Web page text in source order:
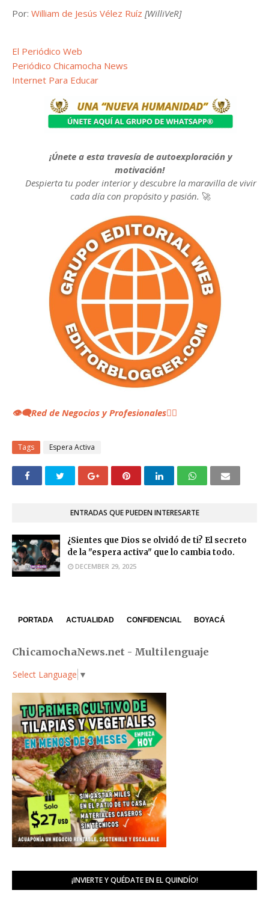
Por: William de Jesús Vélez Ruíz [WilliVeR]
El Periódico Web
Periódico Chicamocha News
Internet Para Educar
¡Únete a esta travesía de autoexploración y
motivación!
Despierta tu poder interior y descubre la maravilla de vivir
cada día con propósito y pasión. 🚀
👁️‍🗨️Red de Negocios y Profesionales👆🏼
Tags Espera Activa
ENTRADAS QUE PUEDEN INTERESARTE
¿Sientes que Dios se olvidó de ti? El secreto
de la "espera activa" que lo cambia todo.
DECEMBER 29, 2025
PORTADA ACTUALIDAD CONFIDENCIAL BOYACÁ
ChicamochaNews.net - Multilenguaje
Select Language ▼
¡INVIERTE Y QUÉDATE EN EL QUINDÍO!